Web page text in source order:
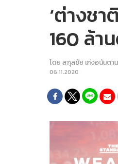
‘ต่างช
160 ล้า
โดย สกุลชัย เก่งอนันตา
06.11.2020